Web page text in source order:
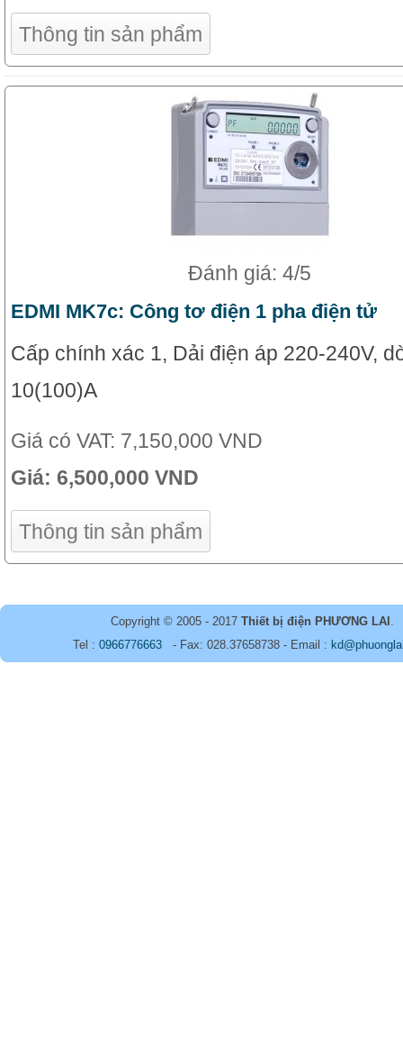
Thông tin sản phẩm
Đánh giá: 4/5
EDMI MK7c: Công tơ điện 1 pha điện tử
Cấp chính xác 1, Dải điện áp 220-240V,
10(100)A
Giá có VAT: 7,150,000 VND
Giá: 6,500,000 VND
Thông tin sản phẩm
Copyright © 2005 - 2017 Thiết bị điện PHƯƠNG LAI .
Tel : 0966776663 - Fax: 028.37658738 - Email :